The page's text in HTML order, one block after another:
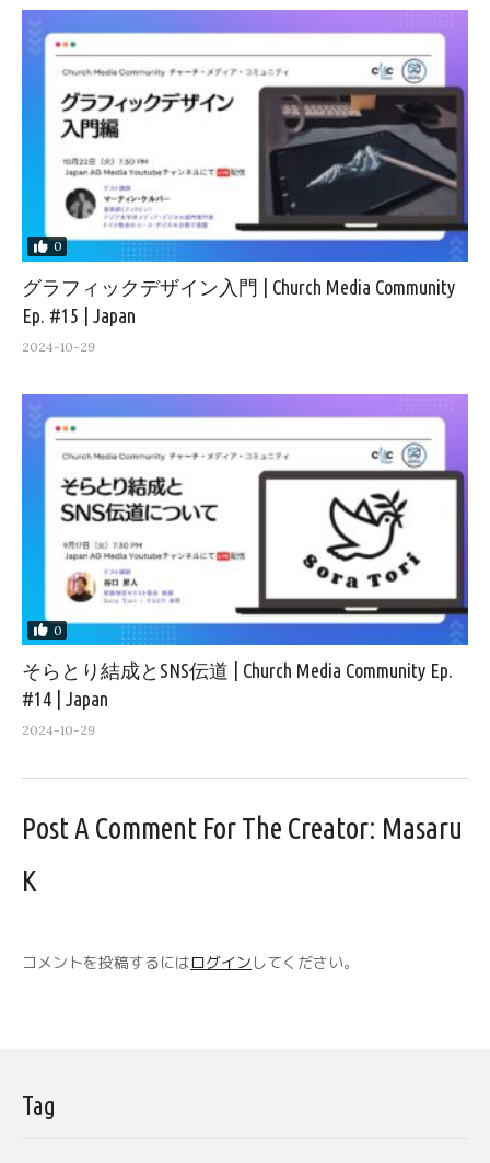
0
グラフィックデザイン入門 | Church Media Community
Ep. #15 | Japan
2024-10-29
0
そらとり結成とSNS伝道 | Church Media Community Ep.
#14 | Japan
2024-10-29
Post A Comment For The Creator: Masaru
K
コメントを投稿するにはログイン してください。
Tag